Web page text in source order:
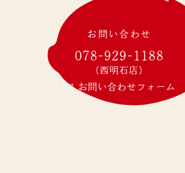
お問い合わせ
078-929-1188
(西明石店)
お問い合わせフォーム